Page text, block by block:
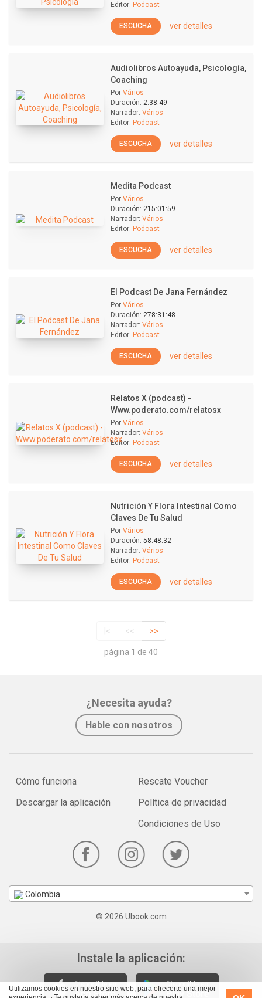
Utilizamos cookies en nuestro sitio web, para ofrecerte una mejor
Editor: Podcast
ESCUCHA ver detalles
Audiolibros Autoayuda, Psicología,
Coaching
Por Vários
Duración: 2:38:49
Narrador: Vários
Editor: Podcast
ESCUCHA ver detalles
Medita Podcast
Por Vários
Duración: 215:01:59
Narrador: Vários
Editor: Podcast
ESCUCHA ver detalles
El Podcast De Jana Fernández
Por Vários
Duración: 278:31:48
Narrador: Vários
Editor: Podcast
ESCUCHA ver detalles
Relatos X (podcast) -
Www.poderato.com/relatosx
Por Vários
Narrador: Vários
Editor: Podcast
ESCUCHA ver detalles
Nutrición Y Flora Intestinal Como
Claves De Tu Salud
Por Vários
Duración: 58:48:32
Narrador: Vários
Editor: Podcast
ESCUCHA ver detalles
|< << >>
página 1 de 40
¿Necesita ayuda?
Hable con nosotros
Cómo funciona
Descargar la aplicación
Rescate Voucher
Política de privacidad
Condiciones de Uso
Colombia
© 2026 Ubook.com
Instale la aplicación: